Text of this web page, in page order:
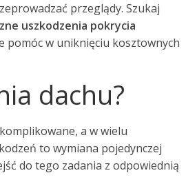
przeglądy. Szukaj
uszkodzenia pokrycia
pomóc w uniknięciu kosztownych
dachu?
a w wielu
to wymiana pojedynczej
do tego zadania z odpowiednią